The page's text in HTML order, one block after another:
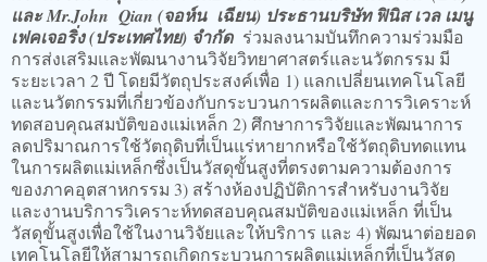
และ Mr.John Qian (จอห์น เฉียน) ประธานบริษัท ฟินิส เวล เมนู
เฟคเจอริ่ง (ประเทศไทย) จำกัดร่วมลงนามบันทึกความร่วมมือ
การส่งเสริมและพัฒนางานวิจัยวิทยาศาสตร์และนวัตกรรม มี
ระยะเวลา 2 ปี โดยมีวัตถุประสงค์เพื่อ 1) แลกเปลี่ยนเทคโนโลยี
และนวัตกรรมที่เกี่ยวข้องกับกระบวนการผลิตและการวิเคราะห์
ทดสอบคุณสมบัติของแม่เหล็ก 2) ศึกษาการวิจัยและพัฒนาการ
ลดปริมาณการใช้วัตถุดิบที่เป็นแร่หายากหรือใช้วัตถุดิบทดแทน
ในการผลิตแม่เหล็กซึ่งเป็นวัสดุขั้นสูงที่ตรงตามความต้องการ
ของภาคอุตสาหกรรม 3) สร้างห้องปฏิบัติการสำหรับงานวิจัย
และงานบริการวิเคราะห์ทดสอบคุณสมบัติของแม่เหล็ก ที่เป็น
วัสดุขั้นสูงเพื่อใช้ในงานวิจัยและให้บริการ และ 4) พัฒนาต่อยอด
เทคโนโลยีให้สามารถเกิดกระบวนการผลิตแม่เหล็กที่เป็นวัสดุ